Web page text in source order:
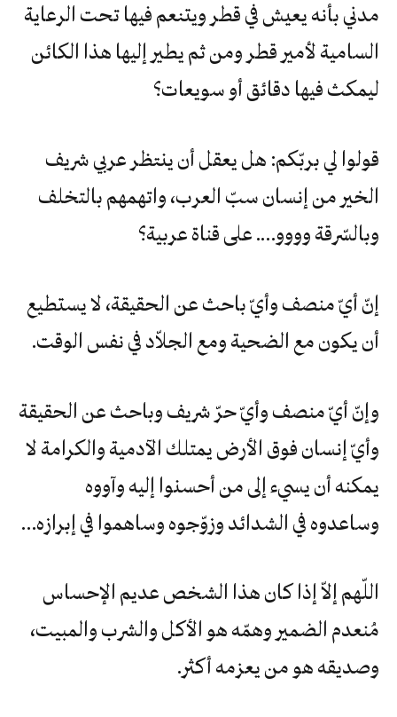
مدني بأنه يعيش في قطر ويتنعم فيها تحت الرعاية
السامية لأمير قطر ومن ثم يطير إليها هذا الكائن
ليمكث فيها دقائق أو سويعات؟
قولوا لي بربّكم: هل يعقل أن ينتظر عربي شريف
الخير من إنسان سبّ العرب، واتهمهم بالتخلف
وبالسّرقة وووو…. على قناة عربية؟
إنّ أيّ منصف وأيّ باحث عن الحقيقة، لا يستطيع
أن يكون مع الضحية ومع الجلاّد في نفس الوقت.
وإنّ أيّ منصف وأيّ حرّ شريف وباحث عن الحقيقة
وأيّ إنسان فوق الأرض يمتلك الآدمية والكرامة لا
يمكنه أن يسيء إلى من أحسنوا إليه وآووه
وساعدوه في الشدائد وزوّجوه وساهموا في إبرازه…
اللّهم إلاّ إذا كان هذا الشخص عديم الإحساس
مُنعدم الضمير وهمّه هو الأكل والشرب والمبيت،
وصديقه هو من يعزمه أكثر.